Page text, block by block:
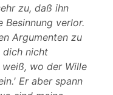
zu, daß ihn
Besinnung verlor.
Argumenten zu
dich nicht
weiß, wo der Wille
Er aber spann